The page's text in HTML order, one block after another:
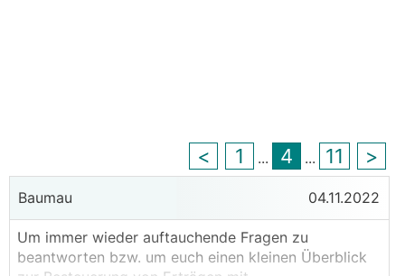
< 1 ... 4 ... 11 >
Baumau 04.11.2022
Um immer wieder auftauchende Fragen zu
beantworten bzw. um euch einen kleinen Überblick